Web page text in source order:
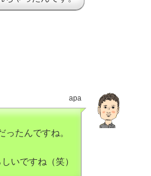
apa
ったんですね。
いですね（笑）